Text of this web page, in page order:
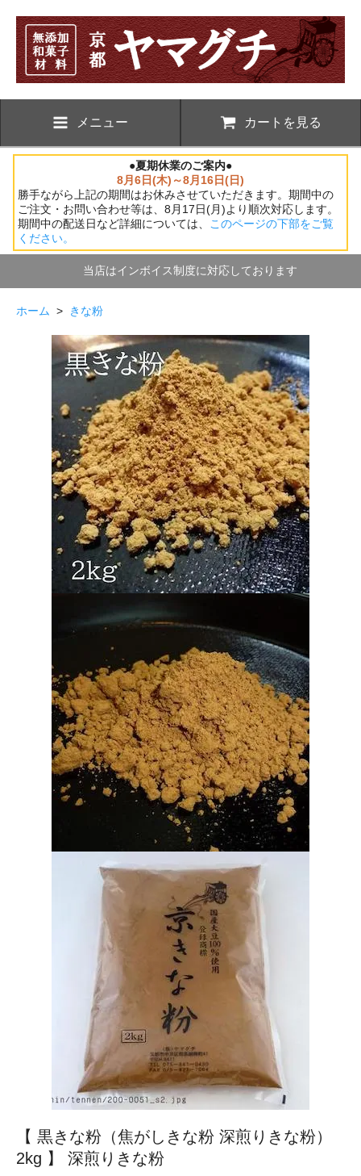
メニュー カートを見る
●夏期休業のご案内●
8月6日(木)～8月16日(日)
勝手ながら上記の期間はお休みさせていただきます。期間中の
ご注文・お問い合わせ等は、8月17日(月)より順次対応します。
期間中の配送日など詳細については、 このページの下部をご覧
ください。
当店はインボイス制度に対応しております
ホーム > きな粉
【 黒きな粉（焦がしきな粉 深煎りきな粉）
2kg 】 深煎りきな粉